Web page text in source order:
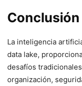
Conclusión
La inteligencia
data lake,
desafíos
organización,